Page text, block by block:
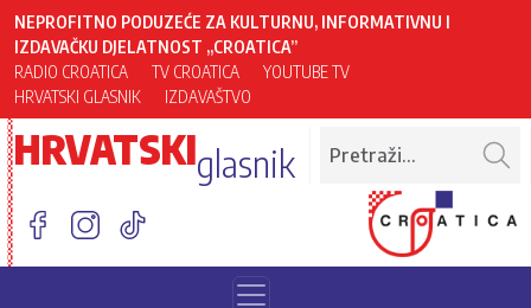
NEPROFITNO PODUZEĆE ZA KULTURNU, INFORMATIVNU I
IZDAVAČKU DJELATNOST „CROATICA”
RADIO CROATICA
TV CROATICA
YOUTUBE TV
HRVATSKI GLASNIK
IZDAVAŠTVO
HRVATSKIglasnik